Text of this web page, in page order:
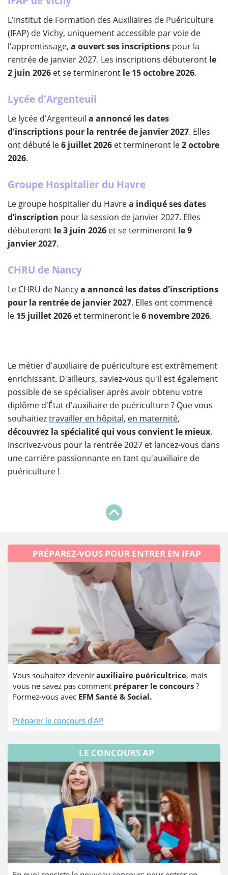
L'Institut de Formation des Auxiliaires de Puériculture
(IFAP) de Vichy, uniquement accessible par voie de
l'apprentissage, a ouvert ses inscriptions pour la
rentrée de janvier 2027. Les inscriptions débuteront le
2 juin 2026 et se termineront le 15 octobre 2026.
Lycée d'Argenteuil
Le lycée d'Argenteuil a annoncé les dates
d'inscriptions pour la rentrée de janvier 2027. Elles
ont débuté le6 juillet 2026 et termineront le2 octobre
2026.
Groupe Hospitalier du Havre
Le groupe hospitalier du Havrea indiqué ses dates
d’inscription pour la session de janvier 2027. Elles
débuteront le 3 juin 2026 et se termineront le 9
janvier 2027.
CHRU de Nancy
Le CHRU de Nancya annoncé les dates d'inscriptions
pour la rentrée de janvier 2027. Elles ont commencé
le 15 juillet 2026 et termineront le6 novembre 2026.
Le métier d'auxiliaire de puériculture est extrêmement
enrichissant. D'ailleurs, saviez-vous qu'il est également
possible de se spécialiser après avoir obtenu votre
diplôme d'État d'auxiliaire de puériculture ? Que vous
souhaitieztravailler en hôpital, en maternité,
découvrez la spécialité qui vous convient le mieux.
Inscrivez-vous pour la rentrée 2027 et lancez-vous dans
une carrière passionnante en tant qu'auxiliaire de
puériculture !
PRÉPAREZ-VOUS POUR ENTRER EN IFAP
Vous souhaitez devenir auxiliaire puéricultrice, mais
vous ne savez pas comment préparer le concours ?
Formez-vous avec EFM Santé & Social.
Préparer le concours d'AP
LE CONCOURS AP